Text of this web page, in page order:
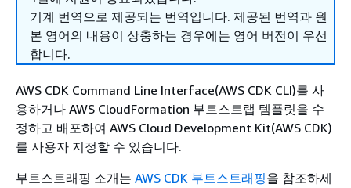
기계 번역으로 제공되는 번역입니다. 제공된 번역과 원
본 영어의 내용이 상충하는 경우에는 영어 버전이 우선
합니다.
AWS CDK Command Line Interface(AWS CDK CLI)를 사
용하거나 AWS CloudFormation 부트스트랩 템플릿을 수
정하고 배포하여 AWS Cloud Development Kit(AWS CDK)
를 사용자 지정할 수 있습니다.
부트스트래핑 소개는 AWS CDK 부트스트래핑을 참조하세